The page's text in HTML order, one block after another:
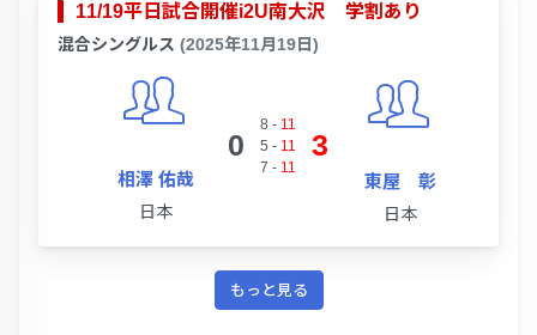
11/19平日試合開催i2U南大沢 学割あり
混合シングルス (2025年11月19日)
相澤 佑哉
日本
0
8 - 11
5 - 11
7 - 11
3
東屋 彰
日本
もっと見る